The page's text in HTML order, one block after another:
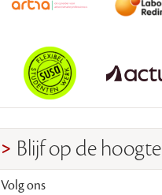
Blijf op de hoogte
Volg ons